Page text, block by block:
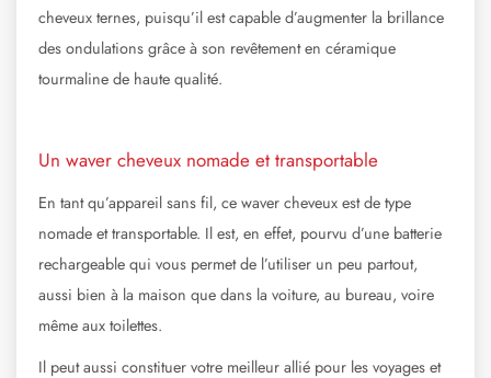
cheveux ternes, puisqu’il est capable d’augmenter la brillance
des ondulations grâce à son revêtement en céramique
tourmaline de haute qualité.
Un waver cheveux nomade et transportable
En tant qu’appareil sans fil, ce waver cheveux est de type
nomade et transportable. Il est, en effet, pourvu d’une batterie
rechargeable qui vous permet de l’utiliser un peu partout,
aussi bien à la maison que dans la voiture, au bureau, voire
même aux toilettes.
Il peut aussi constituer votre meilleur allié pour les voyages et